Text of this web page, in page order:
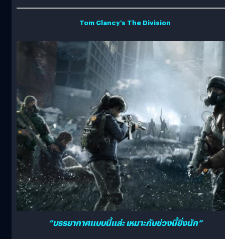
Tom Clancy’s The Division
“บรรยากาศแบบนี้แล่ะ เหมาะกับช่วงนี้ยิ่งนัก”